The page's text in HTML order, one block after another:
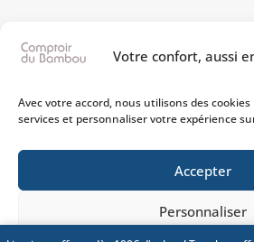
Votre confort, aussi
Avec votre accord, nous utilisons des
services et personnaliser votre expérience
Accepter
Personnaliser